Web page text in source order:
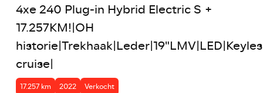
4xe 240 Plug-in Hybrid Electric S +
17.257KM!|OH
cruise|
17.257 km 2022 Verkocht